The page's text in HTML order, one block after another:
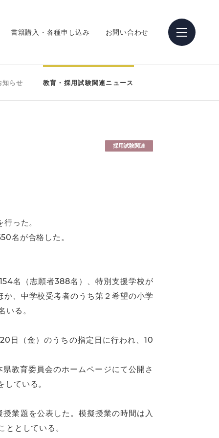
書籍購入・各種申し込み お問い合わせ
知らせ 教育・採用試験関連ニュース
採用試験関連
った。
名が合格した。
名（志願者388名）、特別支援学校が
、中学校受考者のうち第２希望の小学
いる。
日（金）のうちの指定日に行われ、10
教育委員会のホームページにて公開さ
ている。
業題を公表した。模擬授業の時間は入
としている。